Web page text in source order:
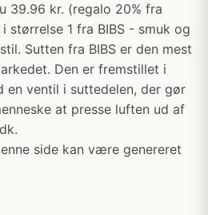
39.96 kr. (regalo 20% fra
størrelse 1 fra BIBS - smuk og
Sutten fra BIBS er den mest
Den er fremstillet i
en ventil i suttedelen, der gør
at presse luften ud af
side kan være genereret